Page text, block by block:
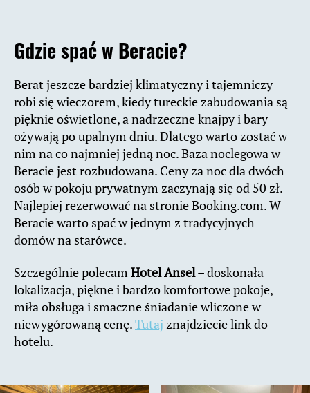
Gdzie spać w Beracie?
Berat jeszcze bardziej klimatyczny i tajemniczy
robi się wieczorem, kiedy tureckie zabudowania są
pięknie oświetlone, a nadrzeczne knajpy i bary
ożywają po upalnym dniu. Dlatego warto zostać w
nim na co najmniej jedną noc. Baza noclegowa w
Beracie jest rozbudowana. Ceny za noc dla dwóch
osób w pokoju prywatnym zaczynają się od 50 zł.
Najlepiej rezerwować na stronie Booking.com. W
Beracie warto spać w jednym z tradycyjnych
domów na starówce.
Szczególnie polecam Hotel Ansel– doskonała
lokalizacja, piękne i bardzo komfortowe pokoje,
miła obsługa i smaczne śniadanie wliczone w
niewygórowaną cenę.Tutaj znajdziecie link do
hotelu.